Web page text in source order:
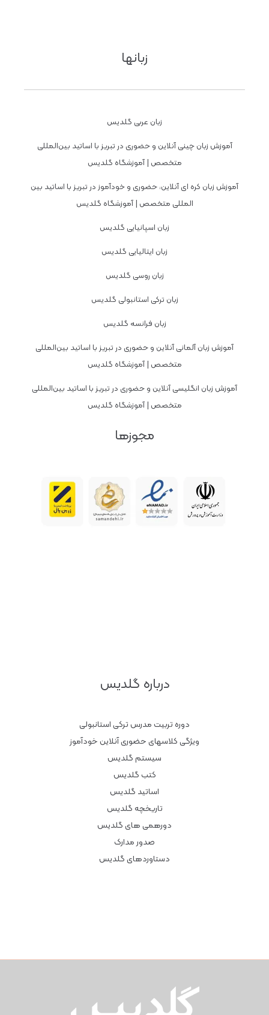
زبانها
زبان عربی گلدیس
آموزش زبان چینی آنلاین و حضوری در تبریز با اساتید بین‌المللی
متخصص | آموزشگاه گلدیس
آموزش زبان کره ای آنلاین، حضوری و خودآموز در تبریز با اساتید بین
المللی متخصص | آموزشگاه گلدیس
زبان اسپانیایی گلدیس
زبان ایتالیایی گلدیس
زبان روسی گلدیس
زبان ترکی استانبولی گلدیس
زبان فرانسه گلدیس
آموزش زبان آلمانی آنلاین و حضوری در تبریز با اساتید بین‌المللی
متخصص | آموزشگاه گلدیس
آموزش زبان انگلیسی آنلاین و حضوری در تبریز با اساتید بین‌المللی
متخصص | آموزشگاه گلدیس
مجوزها
درباره گلدیس
دوره تربیت مدرس ترکی استانبولی
ویژگی کلاسهای حضوری آنلاین خودآموز
سیستم گلدیس
کتب گلدیس
اساتید گلدیس
تاریخچه گلدیس
دورهمی های گلدیس
صدور مدارک
دستاوردهای گلدیس